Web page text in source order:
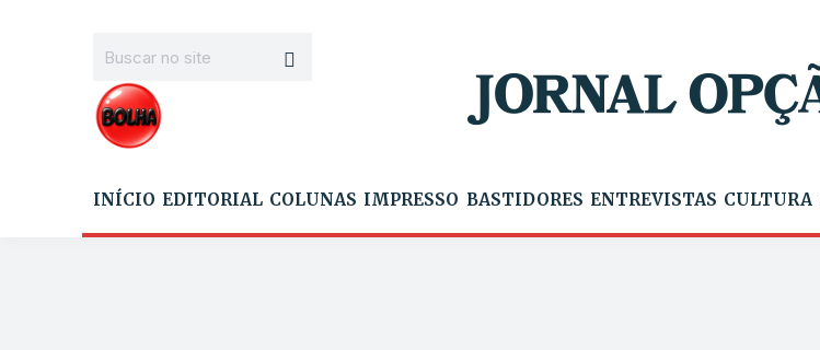
INÍCIO EDITORIAL COLUNAS IMPRESSO BASTIDORES ENTREVISTAS CULTURA